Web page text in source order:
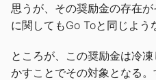
思うが、その奨励金の存在
に関してもGo Toと同じよう
ところが、この奨励金は冷
かすことでその対象となる。